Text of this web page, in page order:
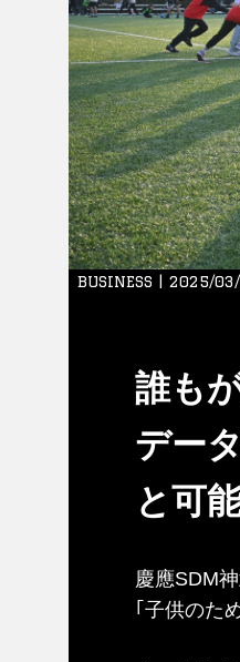
BUSINESS | 2025/
誰も
デー
と可
慶應SDM
｢子供のた